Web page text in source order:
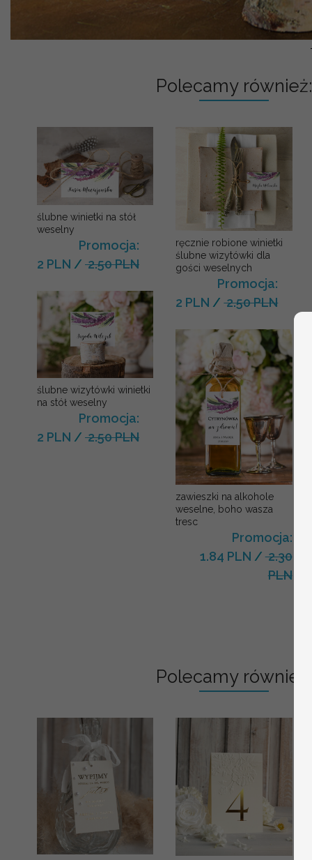
Polecamy również:
ślubne winietki na stół
weselny
Promocja:
2 PLN / 2.50 PLN
ślubne wizytówki winietki
na stół weselny
Promocja:
2 PLN / 2.50 PLN
ręcznie robione winietki
ślubne wizytówki dla
gości weselnych
Promocja:
2 PLN /2.50 PLN
zawieszki na alkohole
weselne, boho wasza
tresc
Promocja:
1.84 PLN /2.30
PLN
Polecamy również: